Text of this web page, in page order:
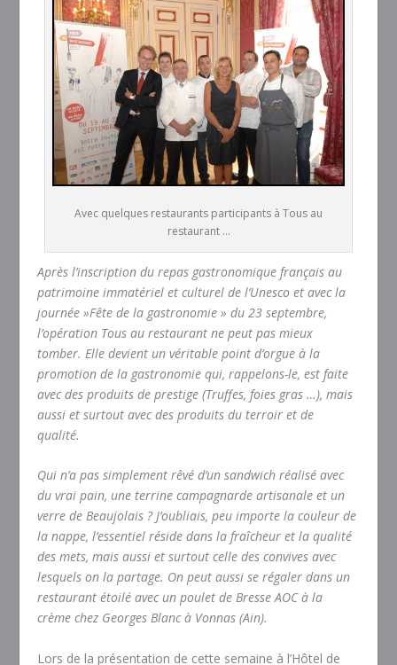
Avec quelques restaurants participants à Tous au
restaurant ...
Après l’inscription du repas gastronomique français au
patrimoine immatériel et culturel de l’Unesco et avec la
journée »Fête de la gastronomie » du 23 septembre,
l’opération Tous au restaurant ne peut pas mieux
tomber. Elle devient un véritable point d’orgue à la
promotion de la gastronomie qui, rappelons-le, est faite
avec des produits de prestige (Truffes, foies gras …), mais
aussi et surtout avec des produits du terroir et de
qualité.
Qui n’a pas simplement rêvé d’un sandwich réalisé avec
du vrai pain, une terrine campagnarde artisanale et un
verre de Beaujolais ? J’oubliais, peu importe la couleur de
la nappe, l’essentiel réside dans la fraîcheur et la qualité
des mets, mais aussi et surtout celle des convives avec
lesquels on la partage. On peut aussi se régaler dans un
restaurant étoilé avec un poulet de Bresse AOC à la
crème chez Georges Blanc à Vonnas (Ain).
Lors de la présentation de cette semaine à l’Hôtel de